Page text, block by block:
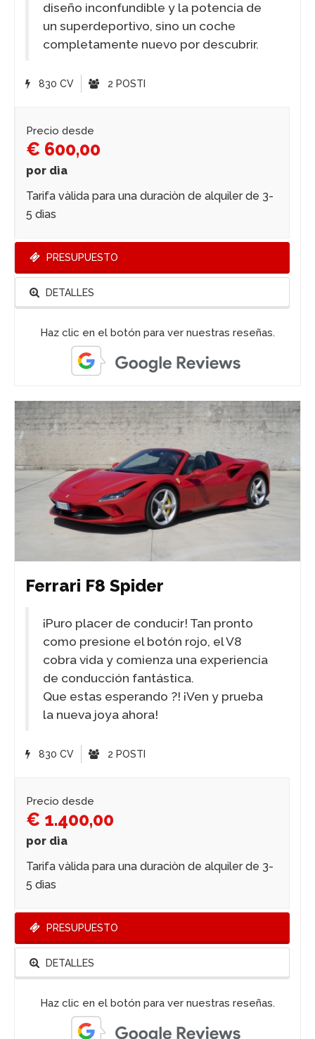
diseño inconfundible y la potencia de
un superdeportivo, sino un coche
completamente nuevo por descubrir.
830 CV 2 POSTI
Precio desde
€ 600,00
por dìa
Tarifa vàlida para una duraciòn de alquiler de 3-
5 dìas
PRESUPUESTO
DETALLES
Haz clic en el botón para ver nuestras reseñas.
Ferrari F8 Spider
¡Puro placer de conducir! Tan pronto
como presione el botón rojo, el V8
cobra vida y comienza una experiencia
de conducción fantástica.
Que estas esperando ?! ¡Ven y prueba
la nueva joya ahora!
830 CV 2 POSTI
Precio desde
€ 1.400,00
por dìa
Tarifa vàlida para una duraciòn de alquiler de 3-
5 dìas
PRESUPUESTO
DETALLES
Haz clic en el botón para ver nuestras reseñas.